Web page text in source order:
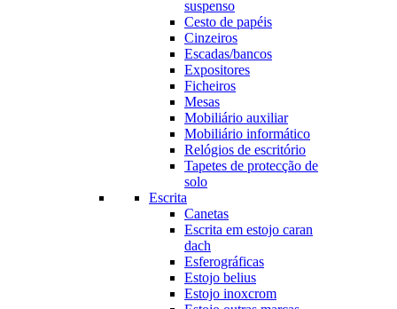
suspenso
Cesto de papéis
Cinzeiros
Escadas/bancos
Expositores
Ficheiros
Mesas
Mobiliário auxiliar
Mobiliário informático
Relógios de escritório
Tapetes de protecção de
solo
Escrita
Canetas
Escrita em estojo caran
dach
Esferográficas
Estojo belius
Estojo inoxcrom